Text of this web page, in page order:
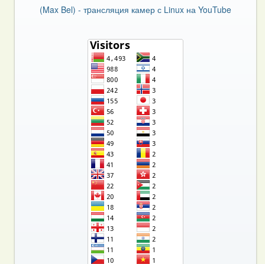
(Max Bel) - тpансляция камер с Linux на YouTube